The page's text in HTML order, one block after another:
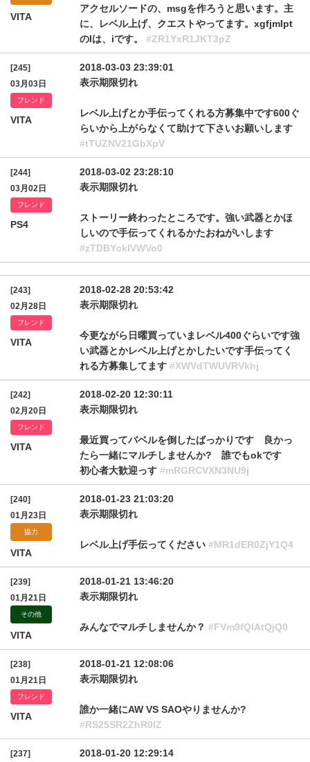
VITA
アクセルソードの、msgを作ろうと思います。主
に、レベル上げ、クエストやってます。xgfjmIpt
のIは、iです。 #ZR1YxR1JKT3pZ
[245]
03月03日
フレンド
VITA
2018-03-03 23:39:01
表示期限切れ
レベル上げとか手伝ってくれる方募集中です600ぐ
らいから上がらなくて助けて下さいお願いします
#tTUZNV21GbXpV
[244]
03月02日
フレンド
PS4
2018-03-02 23:28:10
表示期限切れ
ストーリー終わったところです。強い武器とかほ
しいので手伝ってくれるかたおねがいします
#zTDBYcklVWVo0
[243]
02月28日
フレンド
VITA
2018-02-28 20:53:42
表示期限切れ
今更ながら日曜買っていまレベル400ぐらいです強
い武器とかレベル上げとかしたいです手伝ってく
れる方募集してます #XWVdTWUVRVkhj
[242]
02月20日
フレンド
VITA
2018-02-20 12:30:11
表示期限切れ
最近買ってバベルを倒したばっかりです 良かっ
たら一緒にマルチしませんか? 誰でもokです
初心者大歓迎っす #mRGRCVXN3NU9j
[240]
01月23日
協力
VITA
2018-01-23 21:03:20
表示期限切れ
レベル上げ手伝ってください #MR1dER0ZjY1Q4
[239]
01月21日
その他
VITA
2018-01-21 13:46:20
表示期限切れ
みんなでマルチしませんか？ #FVm9fQlAtQjQ0
[238]
01月21日
フレンド
VITA
2018-01-21 12:08:06
表示期限切れ
誰か一緒にAW VS SAOやりませんか?
#RS25SR2ZhR0lZ
[237] 2018-01-20 12:29:14